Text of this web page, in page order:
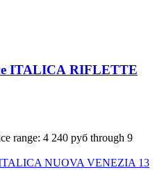
ITALICA RIFLETTE
range: 4 240 руб through 9